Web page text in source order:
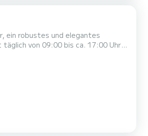
ein robustes und elegantes
wir werden Ihnen vor der Abfahrt